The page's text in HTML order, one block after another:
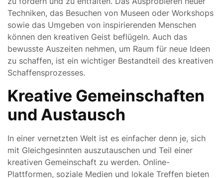
Techniken, das Besuchen von Museen oder Workshops
sowie das Umgeben von inspirierenden Menschen
können den kreativen Geist beflügeln. Auch das
bewusste Auszeiten nehmen, um Raum für neue Ideen
zu schaffen, ist ein wichtiger Bestandteil des kreativen
Schaffensprozesses.
Kreative Gemeinschaften
und Austausch
In einer vernetzten Welt ist es einfacher denn je, sich
mit Gleichgesinnten auszutauschen und Teil einer
kreativen Gemeinschaft zu werden. Online-
Plattformen, soziale Medien und lokale Treffen bieten